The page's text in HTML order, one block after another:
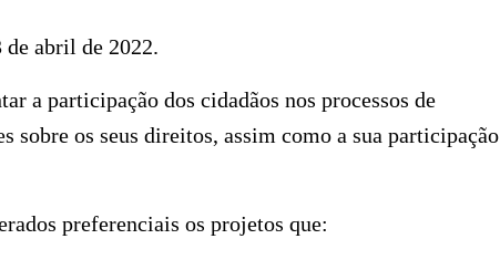
de abril de 2022.
a participação dos cidadãos nos processos de
sobre os seus direitos, assim como a sua participação
preferenciais os projetos que: